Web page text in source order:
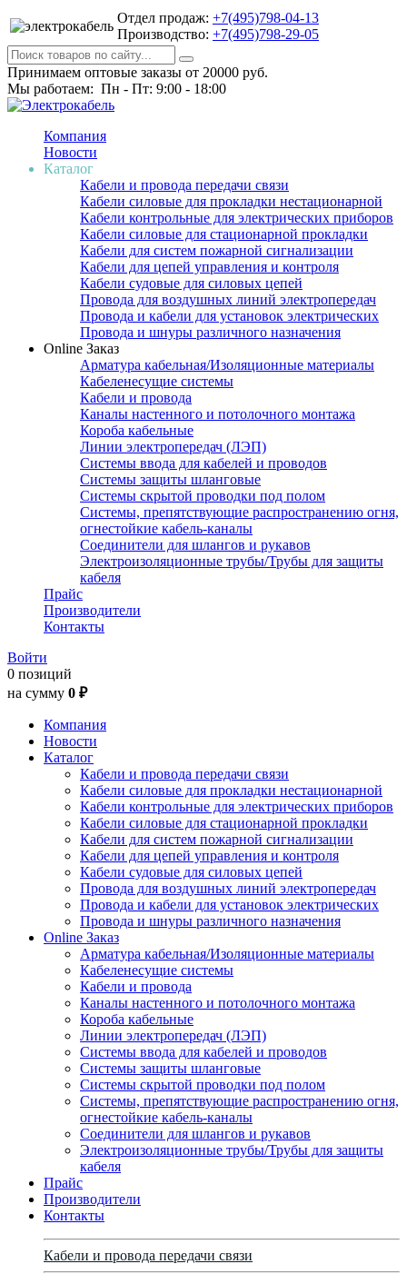
Отдел продаж: +7(495)798-04-13
Производство: +7(495)798-29-05
Принимаем оптовые заказы от 20000 руб.
Мы работаем: Пн - Пт: 9:00 - 18:00
Компания
Новости
Каталог
Кабели и провода передачи связи
Кабели силовые для прокладки нестационарной
Кабели контрольные для электрических приборов
Кабели силовые для стационарной прокладки
Кабели для систем пожарной сигнализации
Кабели для цепей управления и контроля
Кабели судовые для силовых цепей
Провода для воздушных линий электропередач
Провода и кабели для установок электрических
Провода и шнуры различного назначения
Online Заказ
Арматура кабельная/Изоляционные материалы
Кабеленесущие системы
Кабели и провода
Каналы настенного и потолочного монтажа
Короба кабельные
Линии электропередач (ЛЭП)
Системы ввода для кабелей и проводов
Системы защиты шланговые
Системы скрытой проводки под полом
Системы, препятствующие распространению огня,
огнестойкие кабель-каналы
Соединители для шлангов и рукавов
Электроизоляционные трубы/Трубы для защиты
кабеля
Прайс
Производители
Контакты
Войти
0 позиций
на сумму 0 ₽
Компания
Новости
Каталог
Кабели и провода передачи связи
Кабели силовые для прокладки нестационарной
Кабели контрольные для электрических приборов
Кабели силовые для стационарной прокладки
Кабели для систем пожарной сигнализации
Кабели для цепей управления и контроля
Кабели судовые для силовых цепей
Провода для воздушных линий электропередач
Провода и кабели для установок электрических
Провода и шнуры различного назначения
Online Заказ
Арматура кабельная/Изоляционные материалы
Кабеленесущие системы
Кабели и провода
Каналы настенного и потолочного монтажа
Короба кабельные
Линии электропередач (ЛЭП)
Системы ввода для кабелей и проводов
Системы защиты шланговые
Системы скрытой проводки под полом
Системы, препятствующие распространению огня,
огнестойкие кабель-каналы
Соединители для шлангов и рукавов
Электроизоляционные трубы/Трубы для защиты
кабеля
Прайс
Производители
Контакты
Кабели и провода передачи связи